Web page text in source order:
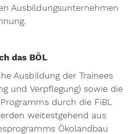
Ausbildungsunternehmen
das BÖL
Ausbildung der Trainees
und Verpflegung) sowie die
durch die FiBL
weitestgehend aus
Ökolandbau